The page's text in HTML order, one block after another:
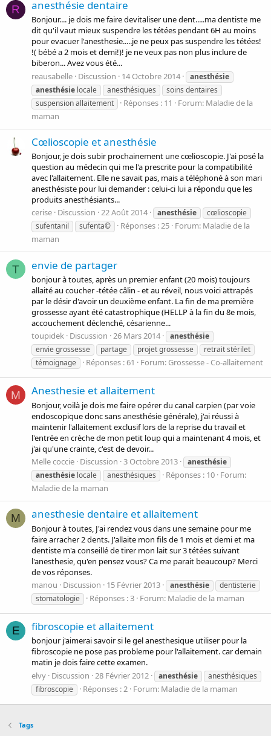
R anesthésie dentaire
Bonjour.... je dois me faire devitaliser une dent.....ma dentiste me
dit qu'il vaut mieux suspendre les tétées pendant 6H au moins
pour evacuer l'anesthesie.....je ne peux pas suspendre les tétées!
!( bébé a 2 mois et demi!)! je ne veux pas non plus inclure de
biberon... Avez vous été...
reausabelle Discussion 14 Octobre 2014
anesthésie
anesthésie locale anesthésiques
soins dentaires
suspension allaitement
Réponses : 11 Forum: Maladie de la
maman
Cœlioscopie et anesthésie
Bonjour, je dois subir prochainement une cœlioscopie. J'ai posé la
question au médecin qui me l'a prescrite pour la compatibilité
avec l'allaitement. Elle ne savait pas, mais a téléphoné à son mari
anesthésiste pour lui demander : celui-ci lui a répondu que les
produits anesthésiants...
cerise Discussion 22 Août 2014 anesthésie
cœlioscopie
sufentanil
sufenta© Réponses : 25 Forum: Maladie de la
maman
T envie de partager
bonjour à toutes, après un premier enfant (20 mois) toujours
allaité au coucher -tétée câlin - et au réveil, nous voici attrapés
par le désir d'avoir un deuxième enfant. La fin de ma première
grossesse ayant été catastrophique (HELLP à la fin du 8e mois,
accouchement déclenché, césarienne...
toupidek Discussion 26 Mars 2014
anesthésie
envie grossesse
partage projet grossesse
retrait stérilet
témoignage
Réponses : 61 Forum: Grossesse - Co-allaitement
M Anesthesie et allaitement
Bonjour, voilà je dois me faire opérer du canal carpien (par voie
endoscopique donc sans anesthésie générale), j'ai réussi à
maintenir l'allaitement exclusif lors de la reprise du travail et
l'entrée en crèche de mon petit loup qui a maintenant 4 mois, et
j'ai qu'une crainte, c'est de devoir...
Melle coccie Discussion 3 Octobre 2013
anesthésie
anesthésie locale anesthésiques Réponses : 10 Forum:
Maladie de la maman
M anesthesie dentaire et allaitement
Bonjour à toutes, J'ai rendez vous dans une semaine pour me
faire arracher 2 dents. J'allaite mon fils de 1 mois et demi et ma
dentiste m'a conseillé de tirer mon lait sur 3 tétées suivant
l'anesthesie, qu'en pensez vous? Ca me parait beaucoup? Merci
de vos réponses.
manou
Discussion 15 Février 2013 anesthésie
dentisterie
stomatologie
Réponses : 3 Forum: Maladie de la maman
E fibroscopie et allaitement
bonjour j'aimerai savoir si le gel anesthesique utiliser pour la
fibroscopie ne pose pas probleme pour l'allaitement. car demain
matin je dois faire cette examen.
elvy Discussion 28 Février 2012 anesthésie
anesthésiques
fibroscopie
Réponses : 2 Forum: Maladie de la maman
Tags